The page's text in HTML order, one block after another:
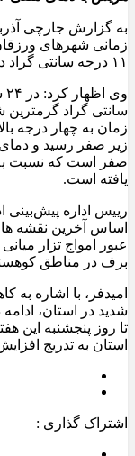
به گزارش جارچی
۱۱ درجه سانتی گراد دومین و سومین شهرهای سرد استان بودند.
سانتی گراد گرمترین
زمان به چهار درجه
یافته است.
رییس اداره پیش‌بینی
اساس آخرین نقشه
عبور امواج تزار
برف در مناطق
امیدفر، با اشاره
شدید در استان،
تا روز پنجشنبه این
استان به تدریج
اشتراک گذاری :